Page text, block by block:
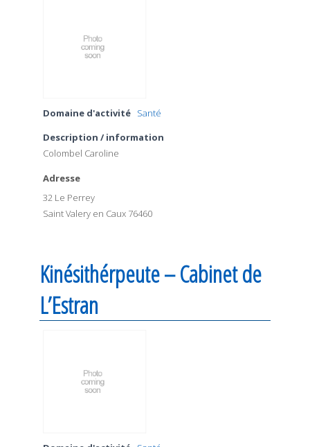
Domaine d'activité Santé
Description / information
Colombel Caroline
Adresse
32 Le Perrey
Saint Valery en Caux 76460
Kinésithérpeute – Cabinet de
L’Estran